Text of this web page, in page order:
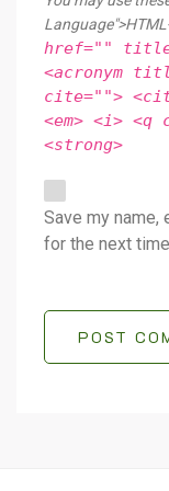
href=""
<acronym
cite="">
<em> <i>
<strong>
Save my
for the next
POST